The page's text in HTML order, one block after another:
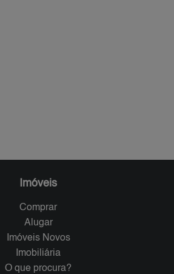
Imóveis
Comprar
Alugar
Imóveis Novos
Imobiliária
O que procura?